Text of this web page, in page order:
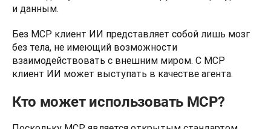
и данным.
Без MCP клиент ИИ представляет собой лишь мозг
без тела, не имеющий возможности
взаимодействовать с внешним миром. С MCP
клиент ИИ может выступать в качестве агента.
Кто может использовать MCP?